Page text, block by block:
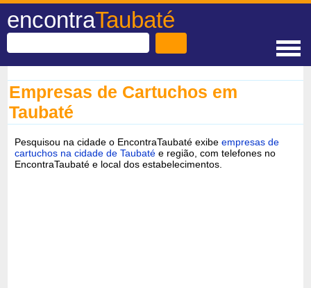
encontraTaubaté
Empresas de Cartuchos em
Taubaté
Pesquisou na cidade o EncontraTaubaté exibeempresas de
cartuchos na cidade de Taubaté e região, com telefones no
EncontraTaubaté e local dos estabelecimentos.